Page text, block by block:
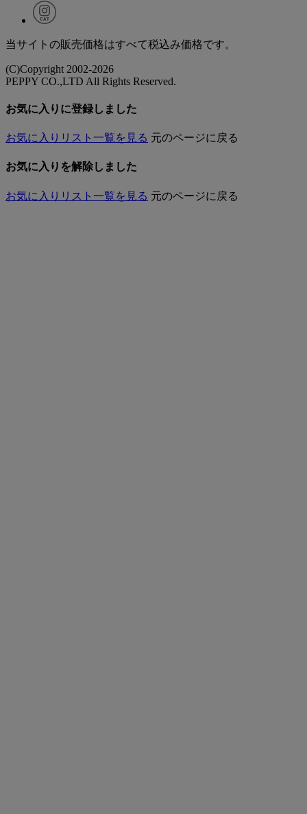
当サイトの販売価格はすべて税込み価格です。
(C)Copyright 2002-2026
PEPPY CO.,LTD All Rights Reserved.
お気に入りに登録しました
お気に入りリスト一覧を見る 元のページに戻る
お気に入りを解除しました
お気に入りリスト一覧を見る 元のページに戻る